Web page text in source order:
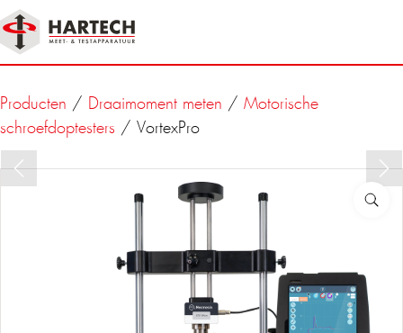
Producten / Draaimoment meten / Motorische
schroefdoptesters / VortexPro